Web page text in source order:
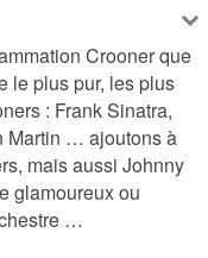
Crooner que
le plus pur, les plus
: Frank Sinatra,
Martin … ajoutons à
mais aussi Johnny
glamoureux ou
…